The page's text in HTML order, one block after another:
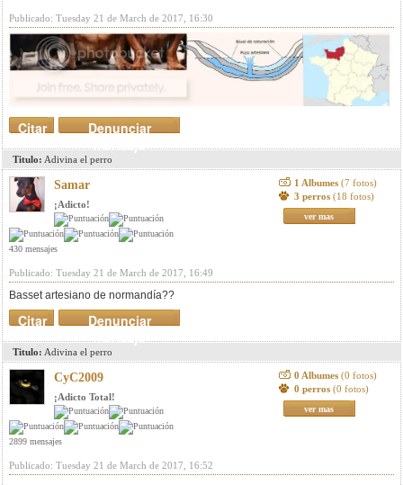
Publicado: Tuesday 21 de March de 2017, 16:30
Denunciar
mensaje
Citar
Titulo: Adivina el perro
Samar
¡Adicto!
430 mensajes
1 Albumes (7 fotos)
3 perros (18 fotos)
ver mas
Publicado: Tuesday 21 de March de 2017, 16:49
Basset artesiano de normandía??
Denunciar
mensaje
Citar
Titulo: Adivina el perro
CyC2009
¡Adicto Total!
2899 mensajes
0 Albumes (0 fotos)
0 perros (0 fotos)
ver mas
Publicado: Tuesday 21 de March de 2017, 16:52